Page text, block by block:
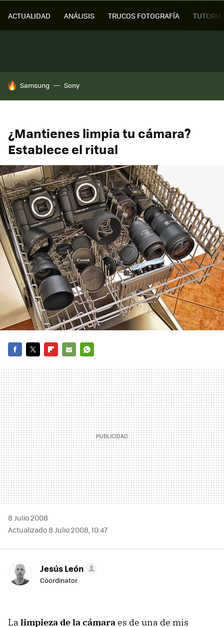
ACTUALIDAD ANÁLISIS TRUCOS FOTOGRAFÍA
HOY SE HABLA DE
Samsung Sony
¿Mantienes limpia tu cámara?
Establece el ritual
MAIL
8 Julio 2008
Actualizado 8 Julio 2008, 10:47
Jesús León
Coordinator
La limpieza de la cámara es de una de mis